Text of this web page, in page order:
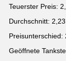
Teuerster Preis:
Durchschnitt:
Preisunterschied:
Geöffnete